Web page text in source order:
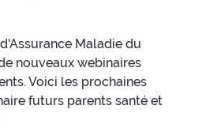
Maladie du
nouveaux webinaires
Voici les prochaines
futurs parents santé et